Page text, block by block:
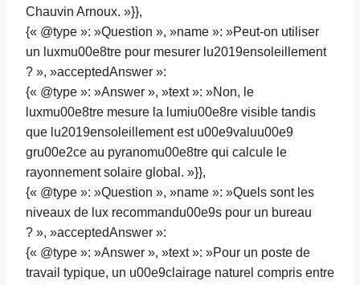
Chauvin Arnoux. »}},
{« @type »: »Question », »name »: »Peut-on utiliser
un luxmu00e8tre pour mesurer lu2019ensoleillement
? », »acceptedAnswer »:
{« @type »: »Answer », »text »: »Non, le
luxmu00e8tre mesure la lumiu00e8re visible tandis
que lu2019ensoleillement est u00e9valuu00e9
gru00e2ce au pyranomu00e8tre qui calcule le
rayonnement solaire global. »}},
{« @type »: »Question », »name »: »Quels sont les
niveaux de lux recommandu00e9s pour un bureau
? », »acceptedAnswer »:
{« @type »: »Answer », »text »: »Pour un poste de
travail typique, un u00e9clairage naturel compris entre